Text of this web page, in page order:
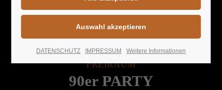
Lorem ipsum dolor sit amet:
FREIRAUM
90er PARTY
DATENSCHUTZ IMPRESSUM Weitere Informationen